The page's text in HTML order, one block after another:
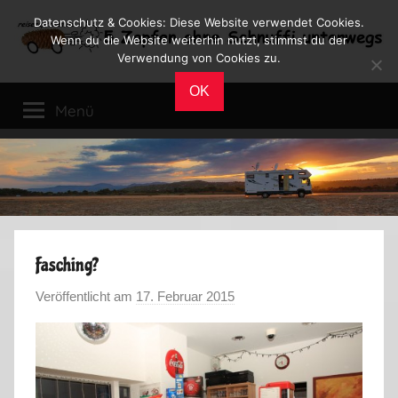
Inhalt
Reiseblog
Leben
im
Wohnmobil
Menü
Fasching?
Veröffentlicht am 17. Februar 2015
o
n
M
a
Datenschutz & Cookies: Diese Website verwendet Cookies.
Wenn du die Website weiterhin nutzt, stimmst du der
Verwendung von Cookies zu.
OK